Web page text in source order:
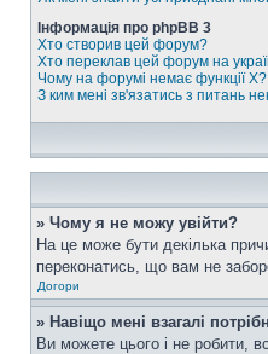
Інформація про phpBB 3
Хто створив цей форум?
Хто переклав цей форум на
Чому на форумі немає функції X?
З ким мені зв'язатись з питань
» Чому я не можу увійти?
На це може бути декілька
переконатись, що вам не
Догори
» Навіщо мені взагалі
Ви можете цього і не робити,